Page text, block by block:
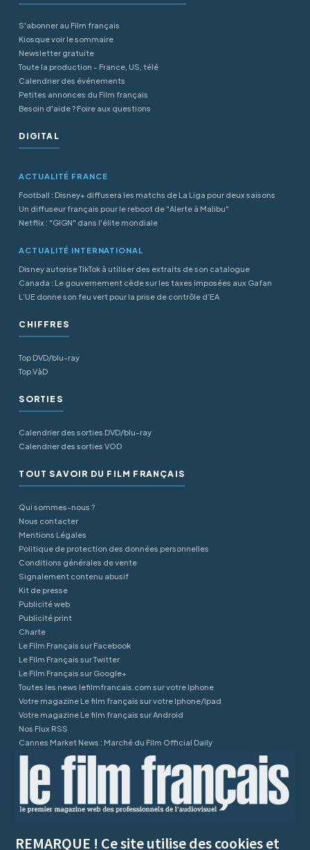
S'abonner au Film français
Kiosque voir le sommaire
Newsletter gratuite
Toute la production - France, US, télé
Calendrier des événements
Petites annonces du Film français
Besoin d'aide ? Foire aux questions
DIGITAL
ACTUALITÉ FRANCE
Football : Disney+ diffusera les matchs de La Liga pour deux saisons
Un diffuseur français pour le reboot de "Alerte à Malibu"
Netflix : "GIGN" dans l'élite mondiale
ACTUALITÉ INTERNATIONAL
Disney autorise TikTok à utiliser des extraits de son catalogue
Canada : Le gouvernement cède sur les taxes imposées aux Gafan
L’UE donne son feu vert pour la prise de contrôle d’EA
CHIFFRES
Top DVD/blu-ray
Top VàD
SORTIES
Calendrier des sorties DVD/blu-ray
Calendrier des sorties VOD
TOUT SAVOIR DU FILM FRANÇAIS
Qui sommes-nous ?
Nous contacter
Mentions Légales
Politique de protection des données personnelles
Conditions générales de vente
Signalement contenu abusif
Kit de presse
Publicité web
Publicité print
Charte
Le Film Français sur Facebook
Le Film Français sur Twitter
Le Film Français sur Google+
Toutes les news lefilmfrancais.com sur votre Iphone
Votre magazine Le film français sur votre Iphone/Ipad
Votre magazine Le film français sur Android
Nos Flux RSS
Cannes Market News : Marché du Film Official Daily
REMARQUE ! Ce site utilise des cookies et